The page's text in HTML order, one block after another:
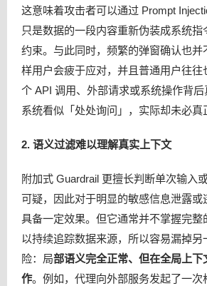
这意味着攻击者可以通过 Prompt
只是数据的一段内容重新伪装成系统指
约束。与此同时，频繁的弹窗确认也并
样用户会疲于应对，并且普通用户往往
个 API 调用、外部请求或系统操作背后
系统看似「处处询问」，实际却未必真
2. 语义过滤难以理解真实上下文
附加式 Guardrail 更擅长判断单次输入
可疑，因此对于明显的敏感信息泄露或
具备一定效果。但它通常并不掌握完整
以持续追踪数据来源，所以容易漏掉另
险：局部语义完全正常、但在全局上下
作。例如，代理向外部服务发起了一次